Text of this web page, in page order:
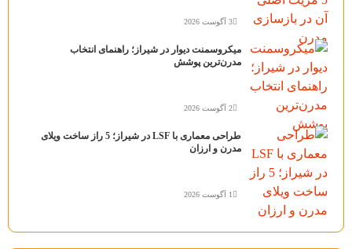
3 آگوست 2026
میکروسمنت دیوار در شیراز؛ راهنمای انتخاب
مدرن‌ترین پوشش
2 آگوست 2026
طراحی معماری با LSF در شیراز؛ 5 راز ساخت ویلای
مدرن و ارزان
1 آگوست 2026